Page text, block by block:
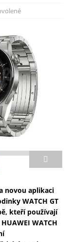
novou aplikaci
WATCH GT
kteří používají
WATCH